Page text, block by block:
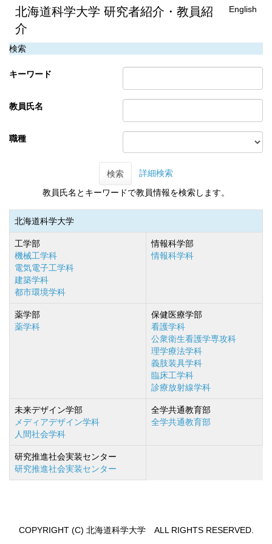
北海道科学大学 研究者紹介・教員紹
介
English
検索
キーワード
教員氏名
職種
検索 詳細検索
教員氏名とキーワードで教員情報を検索します。
北海道科学大学
工学部
機械工学科
電気電子工学科
建築学科
都市環境学科
情報科学部
情報科学科
薬学部
薬学科
保健医療学部
看護学科
公衆衛生看護学専攻科
理学療法学科
義肢装具学科
臨床工学科
診療放射線学科
未来デザイン学部
メディアデザイン学科
人間社会学科
全学共通教育部
全学共通教育部
研究推進社会実装センター
研究推進社会実装センター
COPYRIGHT (C) 北海道科学大学 ALL RIGHTS RESERVED.